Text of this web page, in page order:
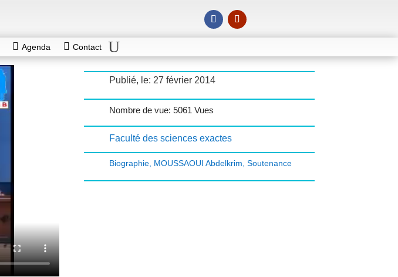
Agenda Contact
Publié, le: 27 février 2014
Nombre de vue: 5061 Vues
Faculté des sciences exactes
Biographie, MOUSSAOUI Abdelkrim, Soutenance